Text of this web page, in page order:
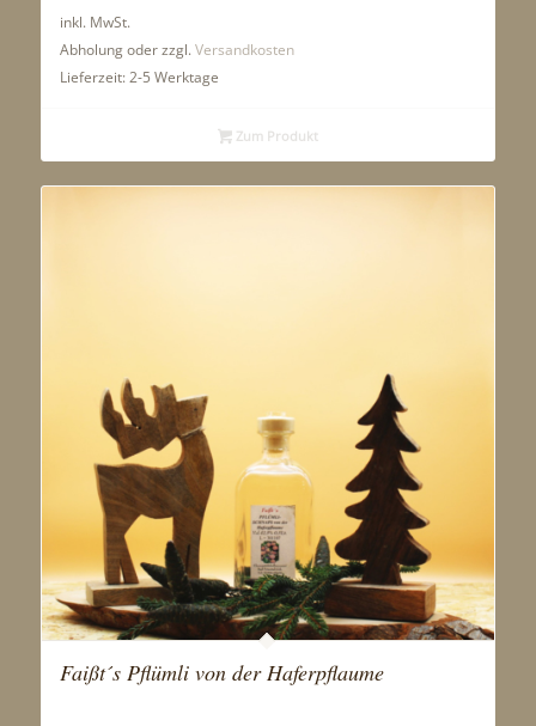
inkl. MwSt.
Abholung oder zzgl. Versandkosten
Lieferzeit:2-5 Werktage
Zum Produkt
Faißt´s Pflümli von der Haferpflaume